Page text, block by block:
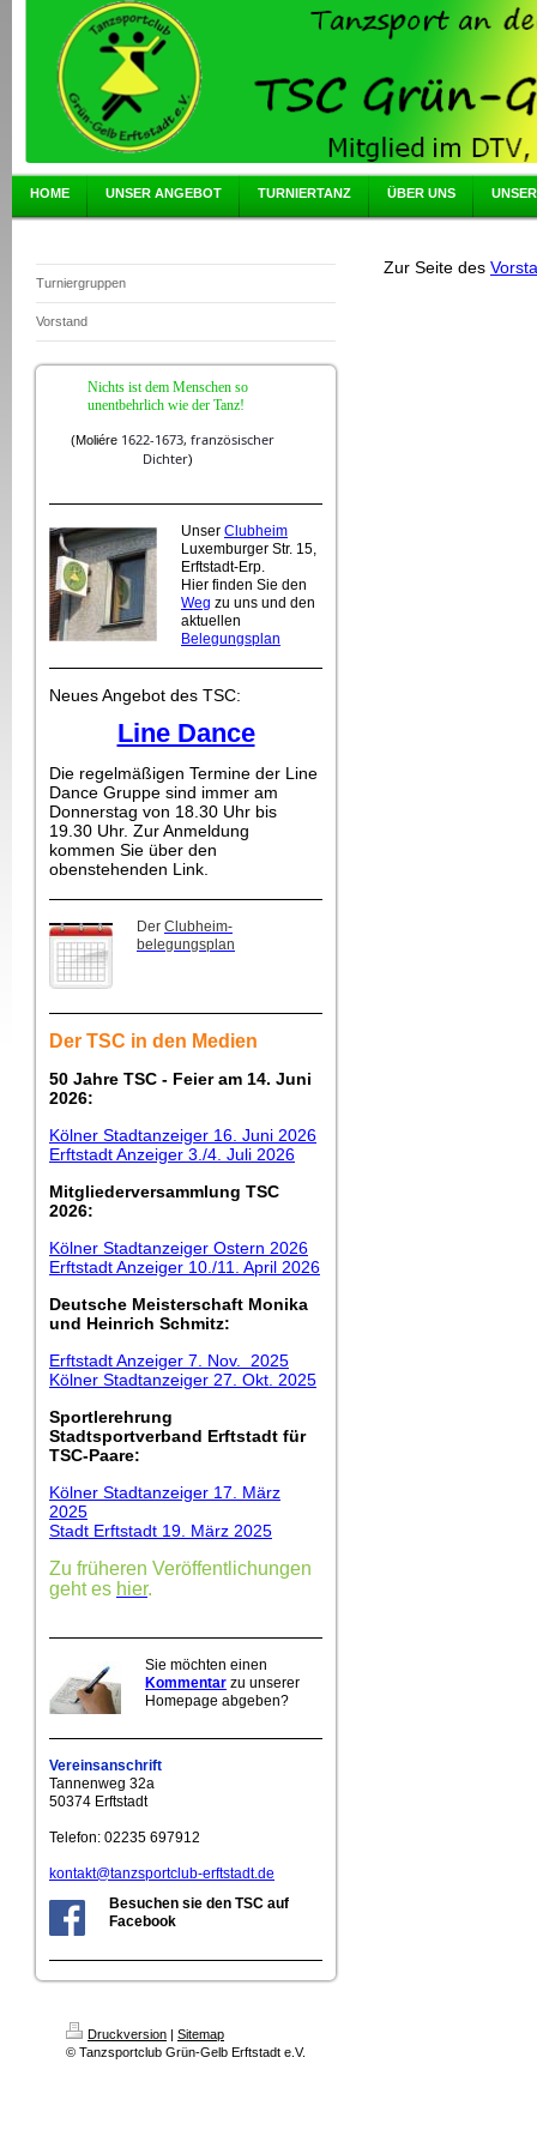
HOME UNSER ANGEBOT TURNIERTANZ ÜBER UNS
Turniergruppen
Vorstand
Nichts ist dem Menschen so
unentbehrlich wie der Tanz!
(Moliére 1622-1673, französischer
Dichter)
Unser Clubheim
Luxemburger Str. 15,
Erftstadt-Erp.
Hier finden Sie den
Weg zu uns und den
aktuellen
Belegungsplan
Neues Angebot des TSC:
Line Dance
Die regelmäßigen Termine der Line
Dance Gruppe sind immer am
Donnerstag von 18.30 Uhr bis
19.30 Uhr. Zur Anmeldung
kommen Sie über den
obenstehenden Link.
Der Clubheim-
belegungsplan
Der TSC in den Medien
50 Jahre TSC - Feier am 14. Juni
2026:
Kölner Stadtanzeiger 16. Juni 2026
Erftstadt Anzeiger 3./4. Juli 2026
Mitgliederversammlung TSC
2026:
Kölner Stadtanzeiger Ostern 2026
Erftstadt Anzeiger 10./11. April 2026
Deutsche Meisterschaft Monika
und Heinrich Schmitz:
Erftstadt Anzeiger 7. Nov. 2025
Kölner Stadtanzeiger 27. Okt. 2025
Sportlerehrung
Stadtsportverband Erftstadt für
TSC-Paare:
Kölner Stadtanzeiger 17. März
2025
Stadt Erftstadt 19. März 2025
Zu früheren Veröffentlichungen
geht es hier.
Sie möchten einen
Kommentar zu unserer
Homepage abgeben?
Vereinsanschrift
Tannenweg 32a
50374 Erftstadt
Telefon: 02235 697912
kontakt@tanzsportclub-erftstadt.de
Besuchen sie den TSC auf
Facebook
Zur Seite des
Druckversion | Sitemap
© Tanzsportclub Grün-Gelb Erftstadt e.V.